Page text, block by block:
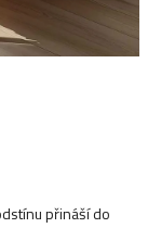
přináší do